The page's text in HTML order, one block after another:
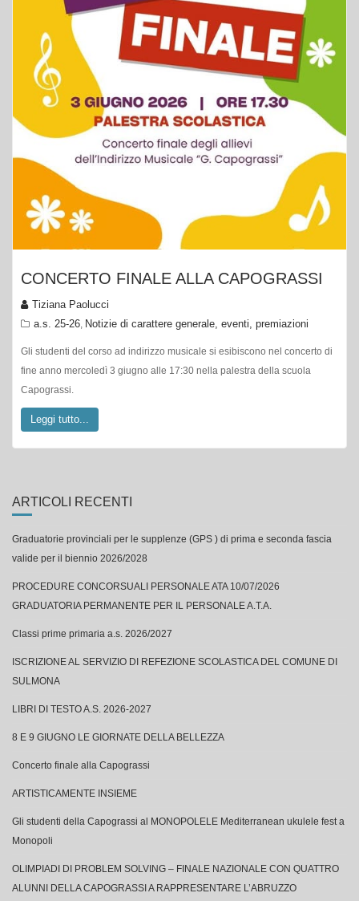
CONCERTO FINALE ALLA CAPOGRASSI
Tiziana Paolucci
a.s. 25-26, Notizie di carattere generale, eventi, premiazioni
Gli studenti del corso ad indirizzo musicale si esibiscono nel concerto di
fine anno mercoledì 3 giugno alle 17:30 nella palestra della scuola
Capograssi.
Leggi tutto...
ARTICOLI RECENTI
Graduatorie provinciali per le supplenze (GPS ) di prima e seconda fascia
valide per il biennio 2026/2028
PROCEDURE CONCORSUALI PERSONALE ATA 10/07/2026
GRADUATORIA PERMANENTE PER IL PERSONALE A.T.A.
Classi prime primaria a.s. 2026/2027
ISCRIZIONE AL SERVIZIO DI REFEZIONE SCOLASTICA DEL COMUNE DI
SULMONA
LIBRI DI TESTO A.S. 2026-2027
8 E 9 GIUGNO LE GIORNATE DELLA BELLEZZA
Concerto finale alla Capograssi
ARTISTICAMENTE INSIEME
Gli studenti della Capograssi al MONOPOLELE Mediterranean ukulele fest a
Monopoli
OLIMPIADI DI PROBLEM SOLVING – FINALE NAZIONALE CON QUATTRO
ALUNNI DELLA CAPOGRASSI A RAPPRESENTARE L’ABRUZZO